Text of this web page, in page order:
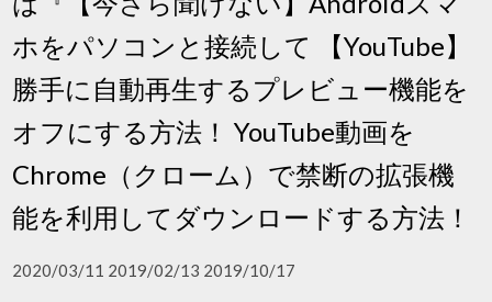
ホをパソコンと接続して 【YouTube】
勝手に自動再生するプレビュー機能を
オフにする方法！ YouTube動画を
Chrome（クローム）で禁断の拡張機
能を利用してダウンロードする方法！
2020/03/11 2019/02/13 2019/10/17